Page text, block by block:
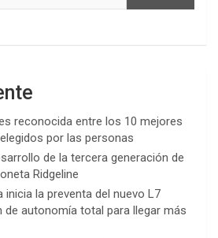
reconocida entre los 10 mejores
por las personas
de la tercera generación de
Ridgeline
la preventa del nuevo L7
de autonomía total para llegar más